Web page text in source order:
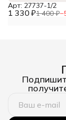
1 330 ₽1 400 ₽−
Арт: 27737-1/2